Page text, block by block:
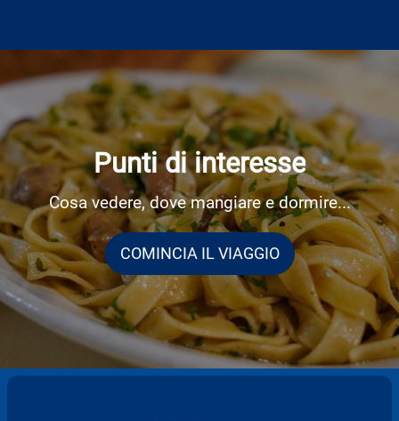
Punti di interesse
Cosa vedere, dove mangiare e dormire...
COMINCIA IL VIAGGIO